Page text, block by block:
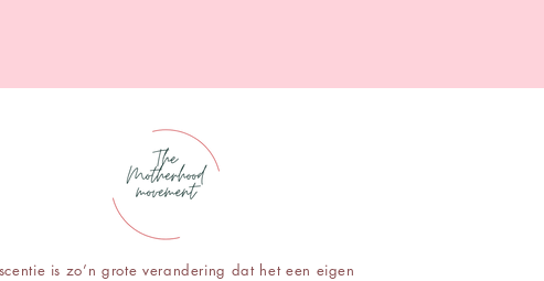
is zo’n grote verandering dat het een eigen